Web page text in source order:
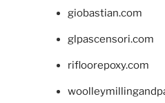
giobastian.com
glpascensori.com
rifloorepoxy.com